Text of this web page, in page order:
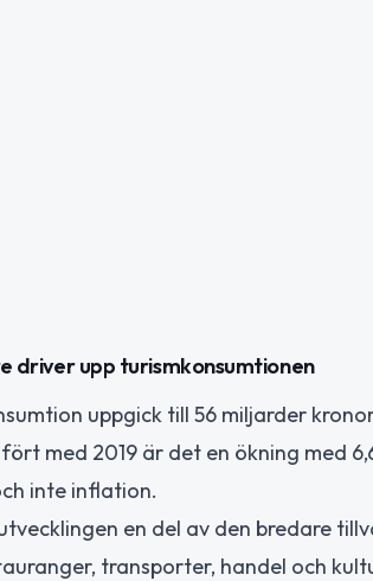
driver upp turismkonsumtionen
uppgick till 56 miljarder
med 2019 är det en ökning med
inte inflation.
en del av den bredare
transporter, handel och